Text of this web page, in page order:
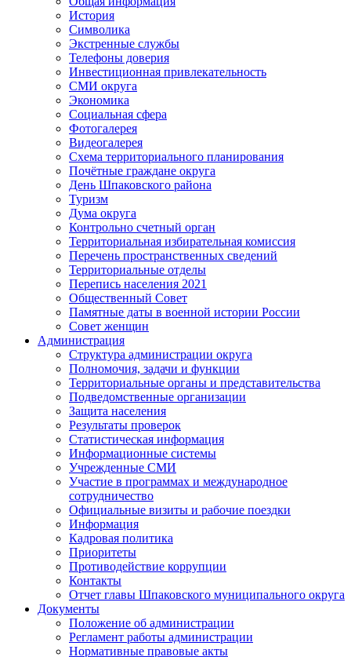
История
Символика
Экстренные службы
Телефоны доверия
Инвестиционная привлекательность
СМИ округа
Экономика
Социальная сфера
Фотогалерея
Видеогалерея
Схема территориального планирования
Почётные граждане округа
День Шпаковского района
Туризм
Дума округа
Контрольно счетный орган
Территориальная избирательная комиссия
Перечень пространственных сведений
Территориальные отделы
Перепись населения 2021
Общественный Совет
Памятные даты в военной истории России
Совет женщин
Администрация
Структура администрации округа
Полномочия, задачи и функции
Территориальные органы и представительства
Подведомственные организации
Защита населения
Результаты проверок
Статистическая информация
Информационные системы
Учрежденные СМИ
Участие в программах и международное
сотрудничество
Официальные визиты и рабочие поездки
Информация
Кадровая политика
Приоритеты
Противодействие коррупции
Контакты
Отчет главы Шпаковского муниципального округа
Документы
Положение об администрации
Регламент работы администрации
Нормативные правовые акты